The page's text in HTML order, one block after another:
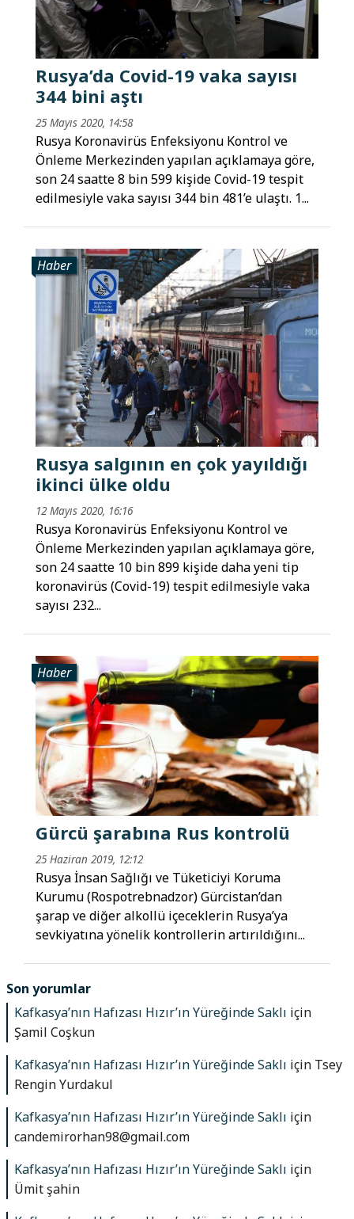
Rusya’da Covid-19 vaka sayısı
344 bini aştı
25 Mayıs 2020, 14:58
Rusya Koronavirüs Enfeksiyonu Kontrol ve
Önleme Merkezinden yapılan açıklamaya göre,
son 24 saatte 8 bin 599 kişide Covid-19 tespit
edilmesiyle vaka sayısı 344 bin 481’e ulaştı. 1...
Haber
Rusya salgının en çok yayıldığı
ikinci ülke oldu
12 Mayıs 2020, 16:16
Rusya Koronavirüs Enfeksiyonu Kontrol ve
Önleme Merkezinden yapılan açıklamaya göre,
son 24 saatte 10 bin 899 kişide daha yeni tip
koronavirüs (Covid-19) tespit edilmesiyle vaka
sayısı 232...
Haber
Gürcü şarabına Rus kontrolü
25 Haziran 2019, 12:12
Rusya İnsan Sağlığı ve Tüketiciyi Koruma
Kurumu (Rospotrebnadzor) Gürcistan’dan
şarap ve diğer alkollü içeceklerin Rusya’ya
sevkiyatına yönelik kontrollerin artırıldığını...
Son yorumlar
Kafkasya’nın Hafızası Hızır’ın Yüreğinde Saklı için
Şamil Coşkun
Kafkasya’nın Hafızası Hızır’ın Yüreğinde Saklı için Tsey
Rengin Yurdakul
Kafkasya’nın Hafızası Hızır’ın Yüreğinde Saklı için
candemirorhan98@gmail.com
Kafkasya’nın Hafızası Hızır’ın Yüreğinde Saklı için
Ümit şahin